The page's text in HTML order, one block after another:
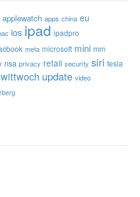
applewatch apps china eu
ios ipad ipadpro
meta microsoft mini mm
nsa privacy retail security siri tesla
update video